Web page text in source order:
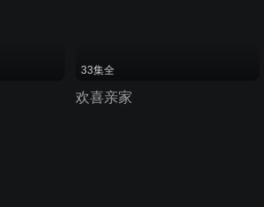
33集全
欢喜亲家